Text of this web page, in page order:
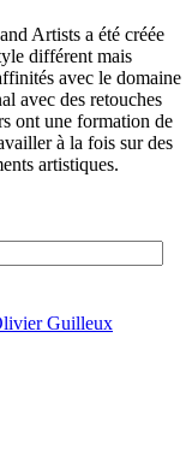
Artists a été créée
différent mais
avec le domaine
avec des retouches
ont une formation de
à la fois sur des
artistiques.
Guilleux